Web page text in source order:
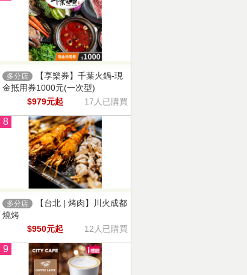
多分店
【享樂券】千葉火鍋-現
金抵用券1000元(一次型)
$979元起
17人已購買
8
多分店
【台北 | 烤肉】川火成都
燒烤
$950元起
12人已購買
9